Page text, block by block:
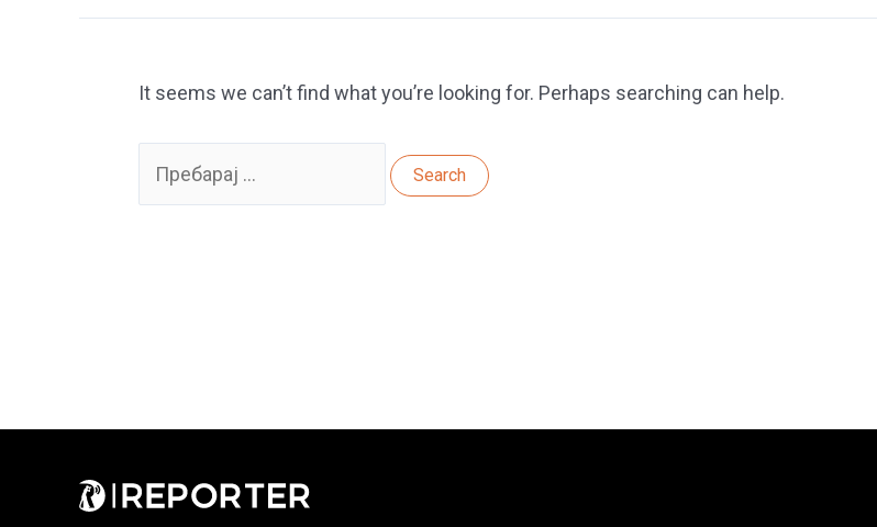
It seems we can’t find what you’re looking for. Perhaps searching can help.
for: